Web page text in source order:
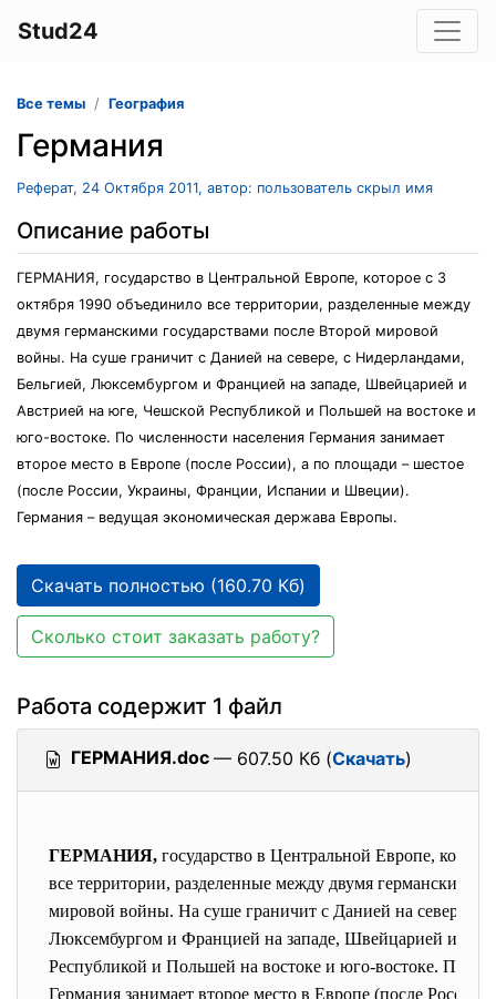
Stud24
Все темы География
Германия
Реферат, 24 Октября 2011, автор: пользователь скрыл имя
Описание работы
ГЕРМАНИЯ, государство в Центральной Европе, которое с 3
октября 1990 объединило все территории, разделенные между
двумя германскими государствами после Второй мировой
войны. На суше граничит с Данией на севере, с Нидерландами,
Бельгией, Люксембургом и Францией на западе, Швейцарией и
Австрией на юге, Чешской Республикой и Польшей на востоке и
юго-востоке. По численности населения Германия занимает
второе место в Европе (после России), а по площади – шестое
(после России, Украины, Франции, Испании и Швеции).
Германия – ведущая экономическая держава Европы.
Скачать полностью (160.70 Кб)
Сколько стоит заказать работу?
Работа содержит 1 файл
ГЕРМАНИЯ.doc — 607.50 Кб (Скачать)
ГЕРМАНИЯ, государство в Центральной Европе,
все территории, разделенные между двумя германскими
мировой войны. На суше граничит с Данией на севере, с
Люксембургом и Францией на западе, Швейцарией и
Республикой и Польшей на востоке и юго-востоке. По
Германия занимает второе место в Европе (после